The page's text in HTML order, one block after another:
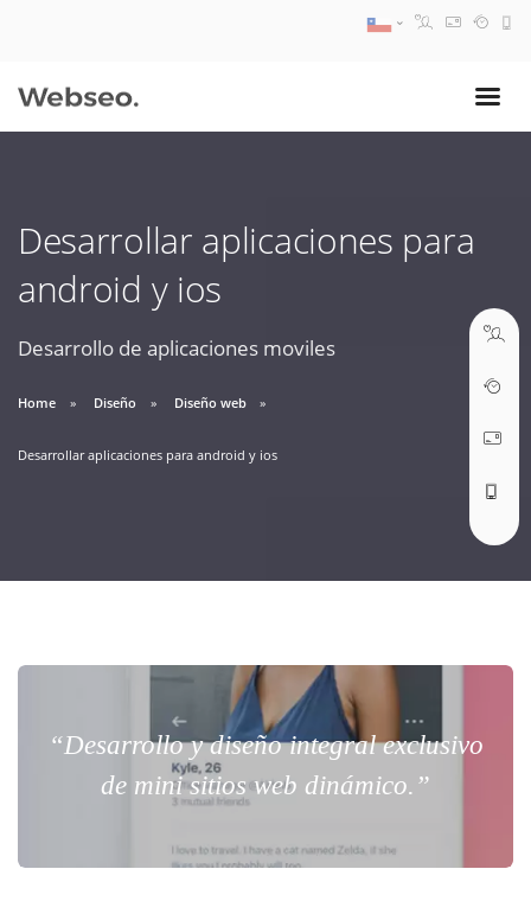
Desarrollar aplicaciones para
android y ios
Desarrollo de aplicaciones moviles
Home Diseño Diseño web
Desarrollar aplicaciones para android y ios
“Desarrollo y diseño integral exclusivo
de mini sitios web dinámico.”
09:30 AM A 18:30 PM
soporte@webseo.cl